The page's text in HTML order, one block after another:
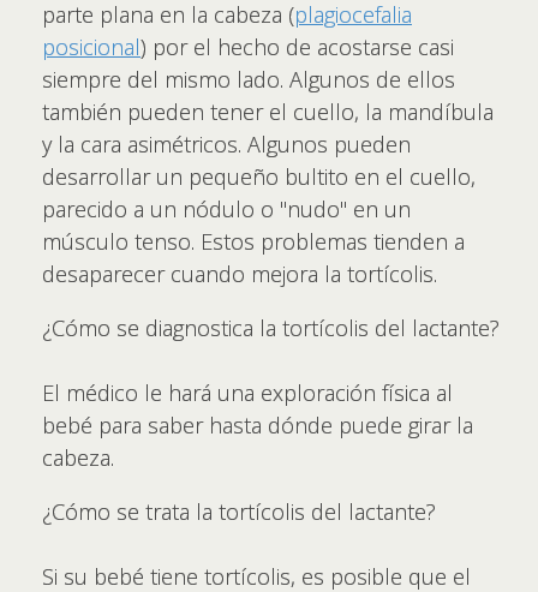
parte plana en la cabeza (plagiocefalia
posicional) por el hecho de acostarse casi
siempre del mismo lado. Algunos de ellos
también pueden tener el cuello, la mandíbula
y la cara asimétricos. Algunos pueden
desarrollar un pequeño bultito en el cuello,
parecido a un nódulo o "nudo" en un
músculo tenso. Estos problemas tienden a
desaparecer cuando mejora la tortícolis.
¿Cómo se diagnostica la tortícolis del lactante?
El médico le hará una exploración física al
bebé para saber hasta dónde puede girar la
cabeza.
¿Cómo se trata la tortícolis del lactante?
Si su bebé tiene tortícolis, es posible que el